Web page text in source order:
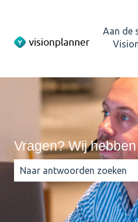
Aan de
Vragen? Wij
Er zijn geen suggesties